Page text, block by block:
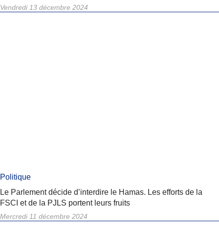
Vendredi 13 décembre 2024
Politique
Le Parlement décide d’interdire le Hamas. Les efforts de la
FSCI et de la PJLS portent leurs fruits
Mercredi 11 décembre 2024